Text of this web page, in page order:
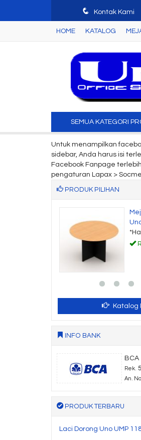
q Kontak Kami
HOME KATALOG
SEMUA KATEGORI
Untuk menampilkan
sidebar, Anda harus isi
Facebook Fanpage
pengaturan Lapax >
PRODUK PILIHAN
Katalog
INFO BANK
BCA
Rek.
An.
PRODUK TERBARU
Laci Dorong Uno UMP